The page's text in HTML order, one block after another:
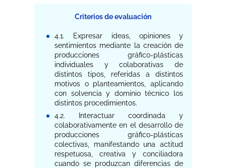
Criterios de evaluación
4.1. Expresar ideas, opiniones y
sentimientos mediante la creación de
producciones gráfico-plásticas
individuales y colaborativas de
distintos tipos, referidas a distintos
motivos o planteamientos, aplicando
con solvencia y dominio técnico los
distintos procedimientos.
4.2. Interactuar coordinada y
colaborativamente en el desarrollo de
producciones gráfico-plásticas
colectivas, manifestando una actitud
respetuosa, creativa y conciliadora
cuando se produzcan diferencias de